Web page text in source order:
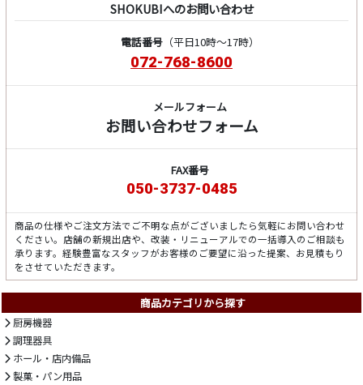
SHOKUBIへのお問い合わせ
電話番号（平日10時～17時）
072-768-8600
メールフォーム
お問い合わせフォーム
FAX番号
050-3737-0485
商品の仕様やご注文方法でご不明な点がございましたら気軽にお問い合わせ
ください。店舗の新規出店や、改装・リニューアルでの一括導入のご相談も
承ります。経験豊富なスタッフがお客様のご要望に沿った提案、お見積もり
をさせていただきます。
商品カテゴリから探す
厨房機器
調理器具
ホール・店内備品
製菓・パン用品